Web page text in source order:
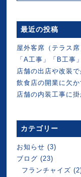
最近の投稿
屋外客席（テラス
「A工事」「B工事
店舗の出店や改装
飲食店の開業に欠
店舗の内装工事に
カテゴリー
お知らせ (3)
ブログ (23)
フランチャイズ